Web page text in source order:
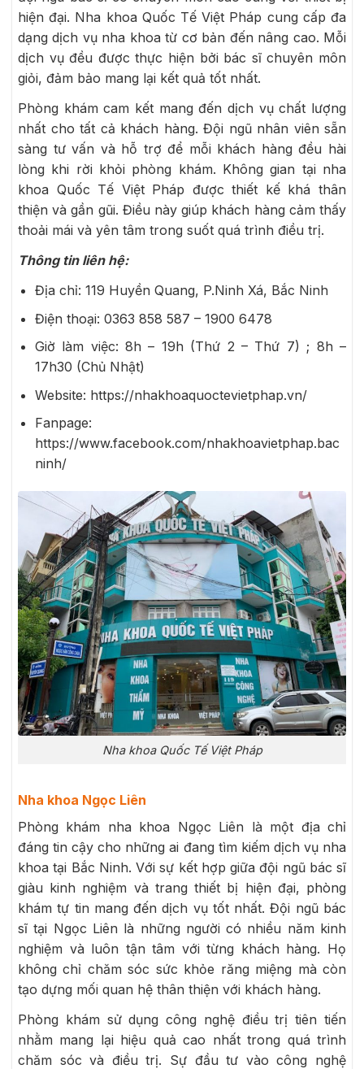
hiện đại. Nha khoa Quốc Tế Việt Pháp cung cấp đa
dạng dịch vụ nha khoa từ cơ bản đến nâng cao. Mỗi
dịch vụ đều được thực hiện bởi bác sĩ chuyên môn
giỏi, đảm bảo mang lại kết quả tốt nhất.
Phòng khám cam kết mang đến dịch vụ chất lượng
nhất cho tất cả khách hàng. Đội ngũ nhân viên sẵn
sàng tư vấn và hỗ trợ để mỗi khách hàng đều hài
lòng khi rời khỏi phòng khám. Không gian tại nha
khoa Quốc Tế Việt Pháp được thiết kế khá thân
thiện và gần gũi. Điều này giúp khách hàng cảm thấy
thoải mái và yên tâm trong suốt quá trình điều trị.
Thông tin liên hệ:
Địa chỉ: 119 Huyền Quang, P.Ninh Xá, Bắc Ninh
Điện thoại: 0363 858 587 – 1900 6478
Giờ làm việc: 8h – 19h (Thứ 2 – Thứ 7) ; 8h –
17h30 (Chủ Nhật)
Website: https://nhakhoaquoctevietphap.vn/
Fanpage:
https://www.facebook.com/nhakhoavietphap.bac
ninh/
Nha khoa Quốc Tế Việt Pháp
Nha khoa Ngọc Liên
Phòng khám nha khoa Ngọc Liên là một địa chỉ
đáng tin cậy cho những ai đang tìm kiếm dịch vụ nha
khoa tại Bắc Ninh. Với sự kết hợp giữa đội ngũ bác sĩ
giàu kinh nghiệm và trang thiết bị hiện đại, phòng
khám tự tin mang đến dịch vụ tốt nhất. Đội ngũ bác
sĩ tại Ngọc Liên là những người có nhiều năm kinh
nghiệm và luôn tận tâm với từng khách hàng. Họ
không chỉ chăm sóc sức khỏe răng miệng mà còn
tạo dựng mối quan hệ thân thiện với khách hàng.
Phòng khám sử dụng công nghệ điều trị tiên tiến
nhằm mang lại hiệu quả cao nhất trong quá trình
chăm sóc và điều trị. Sự đầu tư vào công nghệ